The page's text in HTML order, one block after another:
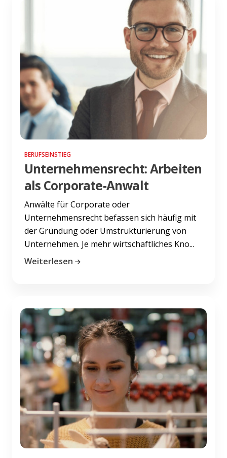
BERUFSEINSTIEG
Unternehmensrecht: Arbeiten
als Corporate-Anwalt
Anwälte für Corporate oder
Unternehmensrecht befassen sich häufig mit
der Gründung oder Umstrukturierung von
Unternehmen. Je mehr wirtschaftliches Kno...
Weiterlesen